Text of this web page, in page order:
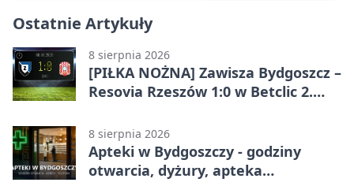
Ostatnie Artykuły
8 sierpnia 2026
[PIŁKA NOŻNA] Zawisza Bydgoszcz –
Resovia Rzeszów 1:0 w Betclic 2.
8 sierpnia 2026
Apteki w Bydgoszczy - godziny
otwarcia, dyżury, apteka